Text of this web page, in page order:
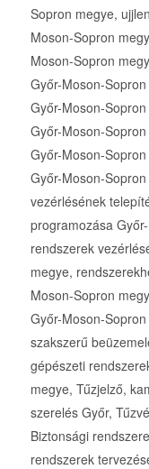
Sopron megye,
Moson-Sopron
Moson-Sopron
Győr-Moson-
Győr-Moson-
Győr-Moson-
Győr-Moson-
Győr-Moson-
vezérlésének
programozása
rendszerek
megye,
Moson-Sopron
Győr-Moson-
szakszerű
gépészeti
megye, Tűzjelző,
szerelés Győr,
Biztonsági
rendszerek